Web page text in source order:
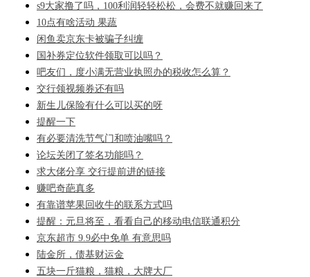
s9大家撸了吗，100利润轻轻松松，会费不就赚回来了
10点有啥活动 果蔬
闲鱼卖京东卡被骗子纠缠
国补券定位软件领取可以吗？
吧友们，度小满无营业执照办的税收怎么算？
交行领视频券还有吗
新生儿保险有什么可以买的呀
提醒一下
有必要清洗节气门和喷油嘴吗？
论坛关闭了签名功能吗？
求大佬分享 交行提前进的链接
赚吧奇葩真多
有靠谱苹果回收牛的联系方式吗
提醒：元旦将至，看看自己的移动电信联通积分
京东超市 9.9必中免单 有意思吗
陆金所，债基财运金
五块一斤猫粮，猫粮，大牌大厂